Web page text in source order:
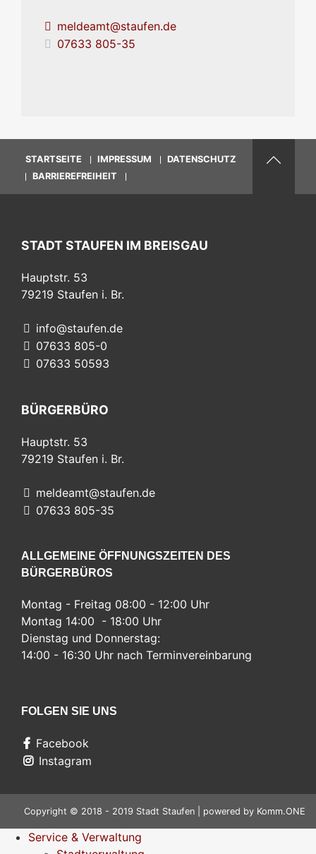
meldeamt@staufen.de
07633 805-35
STARTSEITE IMPRESSUM
DATENSCHUTZ
BARRIEREFREIHEIT
STADT STAUFEN IM BREISGAU
Hauptstr. 53
79219 Staufen i. Br.
info@staufen.de
07633 805-0
07633 50593
BÜRGERBÜRO
Hauptstr. 53
79219 Staufen i. Br.
meldeamt@staufen.de
07633 805-35
ALLGEMEINE ÖFFNUNGSZEITEN DES
BÜRGERBÜROS
Montag - Freitag 08:00 - 12:00 Uhr
Montag 14:00 - 18:00 Uhr
Dienstag und Donnerstag:
14:00 - 16:30 Uhr nach Terminvereinbarung
FOLGEN SIE UNS
Facebook
Instagram
Copyright © 2018 - 2019 Stadt Staufen | powered by Komm.ONE
Service & Verwaltung